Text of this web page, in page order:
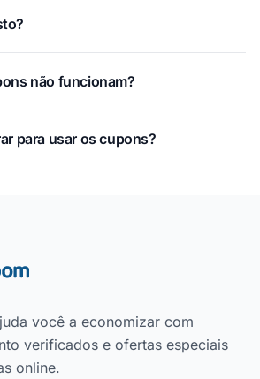
não funcionam?
para usar os cupons?
você a economizar com
verificados e ofertas especiais
online.